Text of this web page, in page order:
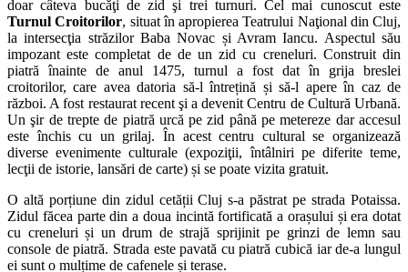
doar câteva bucăţi de zid şi trei turnuri. Cel mai cunoscut este
Turnul Croitorilor, situat în apropierea Teatrului Naţional din Cluj,
la intersecţia străzilor Baba Novac și Avram Iancu. Aspectul său
impozant este completat de de un zid cu creneluri. Construit din
piatră înainte de anul 1475, turnul a fost dat în grija breslei
croitorilor, care avea datoria să-l întrețină și să-l apere în caz de
război. A fost restaurat recent şi a devenit Centru de Cultură Urbană.
Un şir de trepte de piatră urcă pe zid până pe metereze dar accesul
este închis cu un grilaj. În acest centru cultural se organizează
diverse evenimente culturale (expoziţii, întâlniri pe diferite teme,
lecţii de istorie, lansări de carte) și se poate vizita gratuit.
O altă porțiune din zidul cetății Cluj s-a păstrat pe strada Potaissa.
Zidul făcea parte din a doua incintă fortificată a orașului și era dotat
cu creneluri și un drum de strajă sprijinit pe grinzi de lemn sau
console de piatră. Strada este pavată cu piatră cubică iar de-a lungul
ei sunt o mulțime de cafenele și terase.